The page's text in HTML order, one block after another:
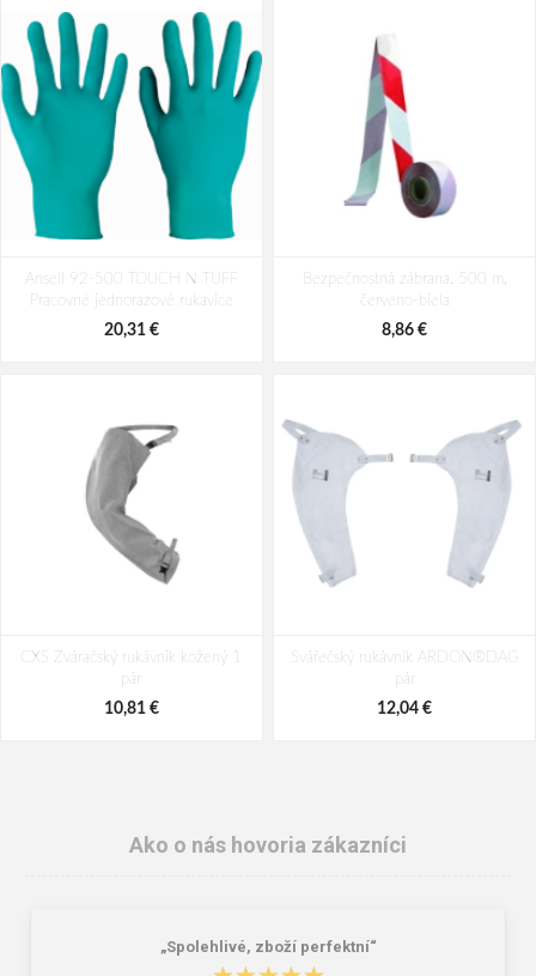
topánky z PVC
1,18 €
zapínaním na cvoky biely
1,00 €
Ansell 92-500 TOUCH N TUFF
Pracovné jednorazové rukavice
20,31 €
Bezpečnostná zábrana, 500 m,
červeno-biela
8,86 €
CXS Zváračský rukávnik kožený 1
pár
10,81 €
Svářečský rukávník ARDON®DAG
pár
12,04 €
Ako o nás hovoria zákazníci
„Spolehlivé, zboží perfektní“